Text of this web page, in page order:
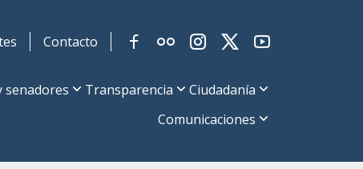
Contacto
senadores Transparencia
Ciudadanía
Comunicaciones